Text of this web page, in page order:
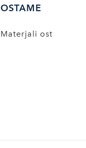
OSTAME
Materjali ost